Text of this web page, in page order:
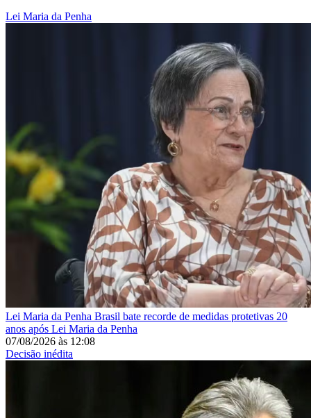
Lei Maria da Penha
Lei Maria da Penha Brasil bate recorde de medidas protetivas 20
anos após Lei Maria da Penha
07/08/2026 às 12:08
Decisão inédita